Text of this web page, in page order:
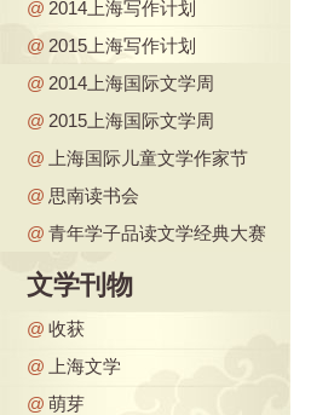
@ 2014上海写作计划
@ 2015上海写作计划
@ 2014上海国际文学周
@ 2015上海国际文学周
@
上海国际儿童文学作家节
@ 思南读书会
@ 青年学子品读文学经典大赛
文学刊物
@ 收获
@
上海文学
@ 萌芽